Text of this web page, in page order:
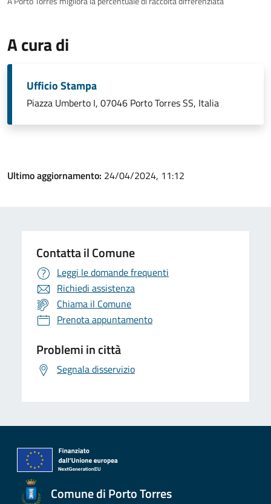
A cura di
Ufficio Stampa
Piazza Umberto I, 07046 Porto Torres SS, Italia
Ultimo aggiornamento: 24/04/2024, 11:12
Contatta il Comune
Leggi le domande frequenti
Richiedi assistenza
Chiama il Comune
Prenota appuntamento
Problemi in città
Segnala disservizio
Comune di Porto Torres